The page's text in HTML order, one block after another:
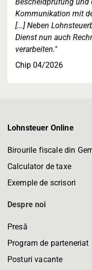
Bescheidprüfung und
Kommunikation mit
[...] Neben
Dienst nun auch
verarbeiten."
Chip 04/2026
Lohnsteuer Online
Birourile fiscale din
Calculator de taxe
Exemple de scrisori
Despre noi
Presă
Program de parteneriat
Posturi vacante